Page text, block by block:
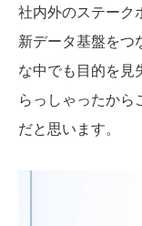
社内外のステーク
新データ基盤をつ
な中でも目的を見
らっしゃったか
だと思います。